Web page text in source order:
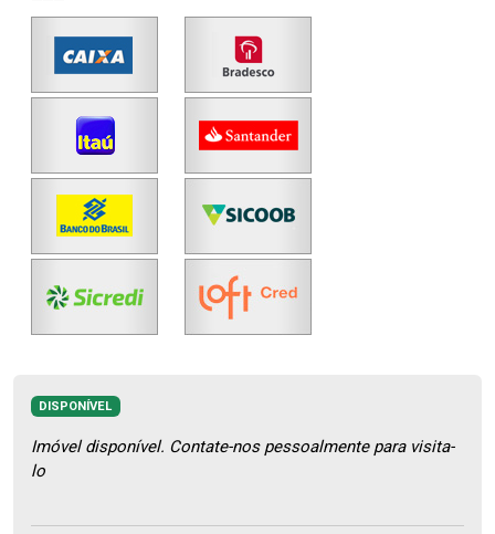
DISPONÍVEL
Imóvel disponível. Contate-nos pessoalmente para visita-
lo